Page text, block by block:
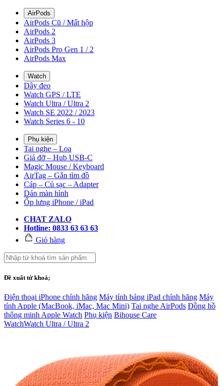
AirPods
AirPods Cũ / Mất hộp
AirPods 2
AirPods 3
AirPods Pro Gen 1 / 2
AirPods Max
Watch
Dây đeo
Watch GPS / LTE
Watch Ultra / Ultra 2
Watch SE 2022 / 2023
Watch Series 6 - 10
Phụ kiện
Tai nghe – Loa
Giá đỡ – Hub USB-C
Magic Mouse / Keyboard
AirTag – Gắn tìm đồ
Cáp – Củ sạc – Adapter
Dán màn hình
Ốp lưng iPhone / iPad
CHAT ZALO
Hotline: 0833 63 63 63
Giỏ hàng
Đề xuất từ khoá;
Điện thoại iPhone chính hãng Máy tính bảng iPad chính hãng Máy
tính Apple (MacBook, iMac, Mac Mini) Tai nghe AirPods Đồng hồ
thông minh Apple Watch Phụ kiện Bihouse Care
WatchWatch Ultra / Ultra 2